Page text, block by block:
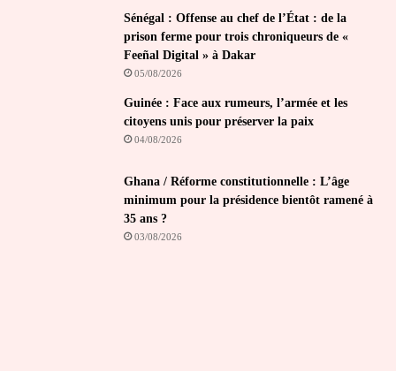
Sénégal : Offense au chef de l’État : de la
prison ferme pour trois chroniqueurs de «
Feeñal Digital » à Dakar
05/08/2026
Guinée : Face aux rumeurs, l’armée et les
citoyens unis pour préserver la paix
04/08/2026
Ghana / Réforme constitutionnelle : L’âge
minimum pour la présidence bientôt ramené à
35 ans ?
03/08/2026